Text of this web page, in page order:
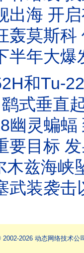
验走向实战 “海鹰号”无人舰
油库 乌军远程打击手段都
射鱼叉 火山布雷系统
B-52正在进行雷达现代
战争一战封神 AV-8B陆战队最爱的
要争取海军订单 波音莱茵金
奇直升机遇奇迹 越来越多商船
士兵 美对伊朗猛烈还击 阿帕
之弧又复活了？ 抵抗轴心未
2002-2026 动态网络技术公